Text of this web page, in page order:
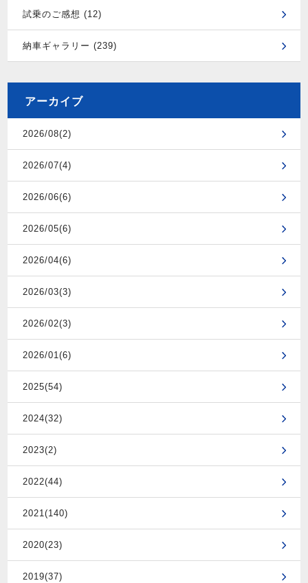
試乗のご感想 (12)
納車ギャラリー (239)
アーカイブ
2026/08(2)
2026/07(4)
2026/06(6)
2026/05(6)
2026/04(6)
2026/03(3)
2026/02(3)
2026/01(6)
2025(54)
2024(32)
2023(2)
2022(44)
2021(140)
2020(23)
2019(37)